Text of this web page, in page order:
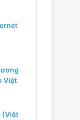
Việt
(Việt